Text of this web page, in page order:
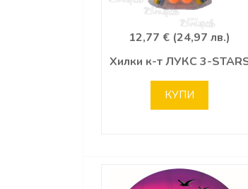
12,77 € (24,97 лв.)
Хилки к-т ЛУКС 3-
КУПИ